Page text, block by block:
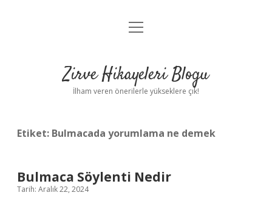
Anasayfa
Yasal Uyarı
menüyü
Zirve Hikayeleri Blogu
İlham veren önerilerle yükseklere çık!
Etiket: Bulmacada yorumlama ne demek
Bulmaca Söylenti Nedir
Tarih: Aralık 22, 2024